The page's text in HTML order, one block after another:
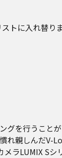
トに入れ替りま
グを行うこと
れ親しんだV-
ラLUMIX Sシ